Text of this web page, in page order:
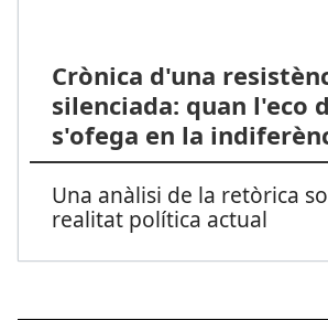
Crònica d'una
silenciada: quan l'eco
s'ofega en la
Una anàlisi de la retòrica
realitat política actual